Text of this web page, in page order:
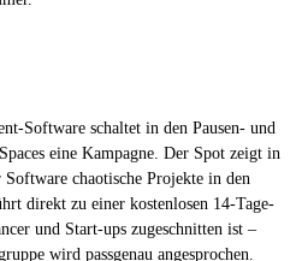
Software schaltet in den Pausen- und
eine Kampagne. Der Spot zeigt in
chaotische Projekte in den
direkt zu einer kostenlosen 14-Tage-
und Start-ups zugeschnitten ist –
wird passgenau angesprochen.